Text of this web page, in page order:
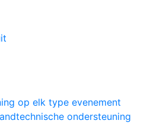
op elk type evenement
ondersteuning